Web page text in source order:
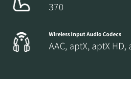
370
Wireless Input Audio Codecs
AAC, aptX, aptX